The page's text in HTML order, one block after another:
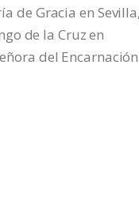
de Gracia en Sevilla,
de la Cruz en
del